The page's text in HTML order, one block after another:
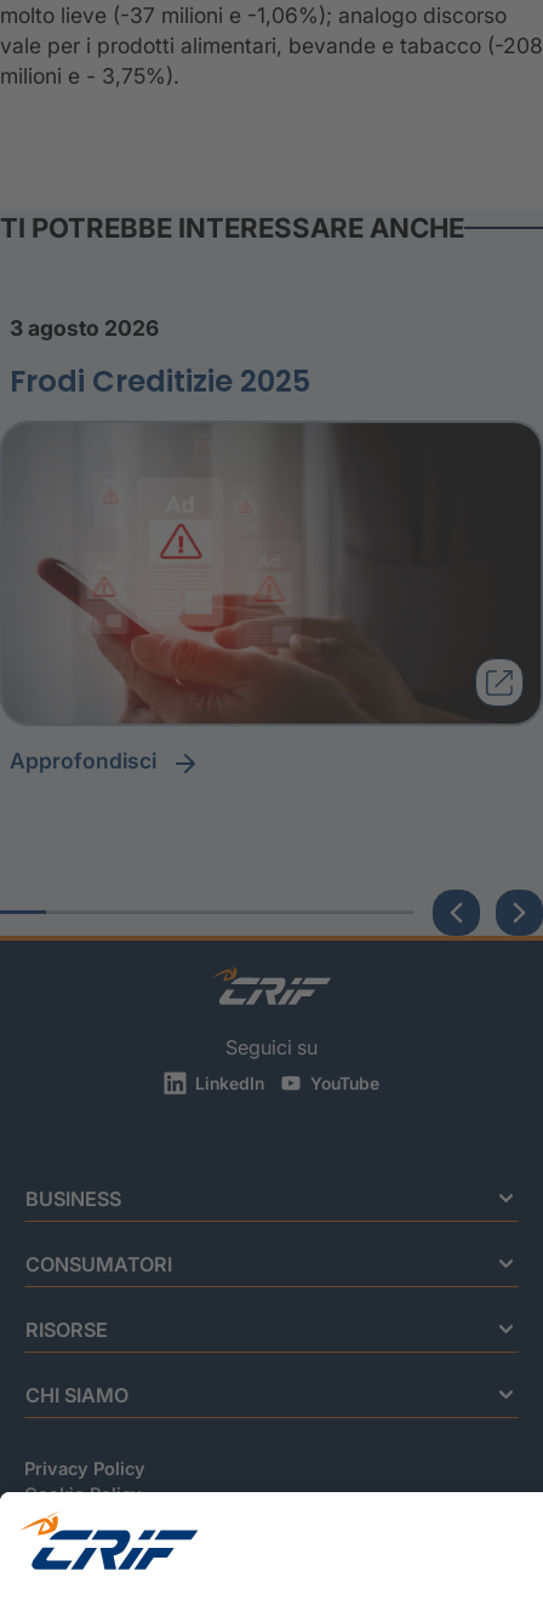
molto lieve (-37 milioni e -1,06%); analogo discorso
vale per i prodotti alimentari, bevande e tabacco (-208
milioni e - 3,75%).
TI POTREBBE INTERESSARE ANCHE
3 agosto 2026
Frodi Creditizie 2025
approfondisci
Seguici su
LinkedIn YouTube
BUSINESS
CONSUMATORI
RISORSE
CHI SIAMO
Privacy Policy
Cookie Policy
Informativa Dati Personali
CRIF Business Ethics
Accessibilità